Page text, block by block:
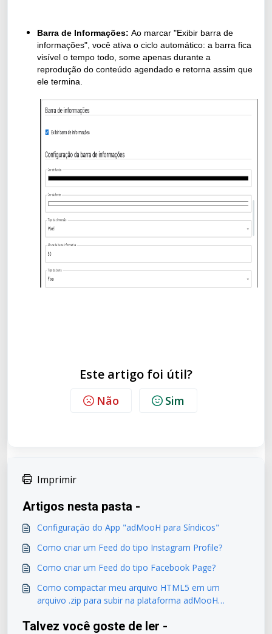
Barra de Informações: Ao marcar "Exibir barra de
informações", você ativa o ciclo automático: a barra fica
visível o tempo todo, some apenas durante a
reprodução do conteúdo agendado e retorna assim que
ele termina.
Este artigo foi útil?
Não Sim
Imprimir
Artigos nesta pasta -
Configuração do App "adMooH para Síndicos"
Como criar um Feed do tipo Instagram Profile?
Como criar um Feed do tipo Facebook Page?
Como compactar meu arquivo HTML5 em um
arquivo .zip para subir na plataforma adMooH
Talvez você goste de ler -